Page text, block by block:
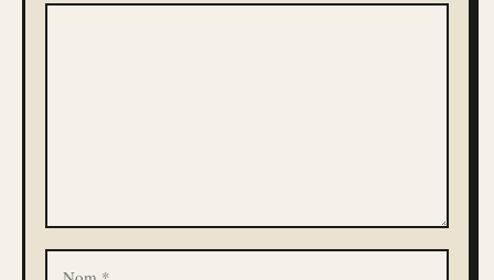
COMMENTAIRE
NOM